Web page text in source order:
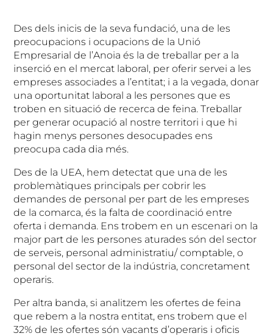
Des dels inicis de la seva fundació, una de les
preocupacions i ocupacions de la Unió
Empresarial de l’Anoia és la de treballar per a la
inserció en el mercat laboral, per oferir servei a les
empreses associades a l’entitat; i a la vegada, donar
una oportunitat laboral a les persones que es
troben en situació de recerca de feina. Treballar
per generar ocupació al nostre territori i que hi
hagin menys persones desocupades ens
preocupa cada dia més.
Des de la UEA, hem detectat que una de les
problemàtiques principals per cobrir les
demandes de personal per part de les empreses
de la comarca, és la falta de coordinació entre
oferta i demanda. Ens trobem en un escenari on la
major part de les persones aturades són del sector
de serveis, personal administratiu/ comptable, o
personal del sector de la indústria, concretament
operaris.
Per altra banda, si analitzem les ofertes de feina
que rebem a la nostra entitat, ens trobem que el
32% de les ofertes són vacants d’operaris i oficis